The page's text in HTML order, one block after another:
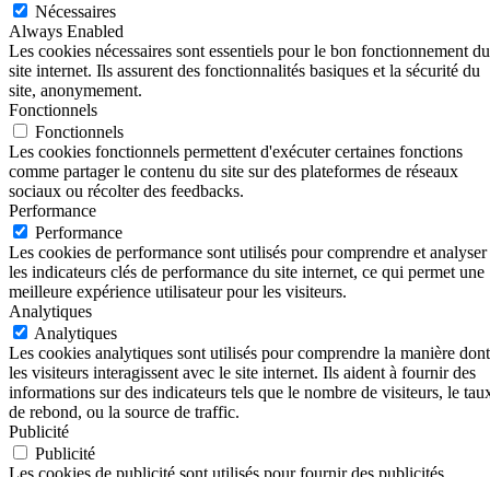
Nécessaires
Always Enabled
Les cookies nécessaires sont essentiels pour le bon fonctionnement du
site internet. Ils assurent des fonctionnalités basiques et la sécurité du
site, anonymement.
Fonctionnels
Fonctionnels
Les cookies fonctionnels permettent d'exécuter certaines fonctions
comme partager le contenu du site sur des plateformes de réseaux
sociaux ou récolter des feedbacks.
Performance
Performance
Les cookies de performance sont utilisés pour comprendre et analyser
les indicateurs clés de performance du site internet, ce qui permet une
meilleure expérience utilisateur pour les visiteurs.
Analytiques
Analytiques
Les cookies analytiques sont utilisés pour comprendre la manière dont
les visiteurs interagissent avec le site internet. Ils aident à fournir des
informations sur des indicateurs tels que le nombre de visiteurs, le
de rebond, ou la source de traffic.
Publicité
Publicité
Les cookies de publicité sont utilisés pour fournir des publicités